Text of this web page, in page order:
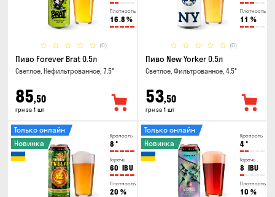
Плотность
16.8 %
(0)
Пиво Forever Brat 0.5л
Светлое, Нефильтрованное, 7.5°
85,50
грн за 1 шт
Плотность
11 %
(0)
Пиво New Yorker 0.5л
Светлое, Фильтрованное, 4.5°
53,50
грн за 1 шт
Крепость
8 °
Горечь
60 IBU
Плотность
20 %
Только онлайн
Новинка
Крепость
4°
Горечь
8 IBU
Плотность
10 %
Только онлайн
Новинка